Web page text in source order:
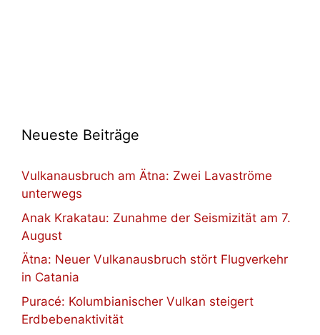
Neueste Beiträge
Vulkanausbruch am Ätna: Zwei Lavaströme
unterwegs
Anak Krakatau: Zunahme der Seismizität am 7.
August
Ätna: Neuer Vulkanausbruch stört Flugverkehr
in Catania
Puracé: Kolumbianischer Vulkan steigert
Erdbebenaktivität